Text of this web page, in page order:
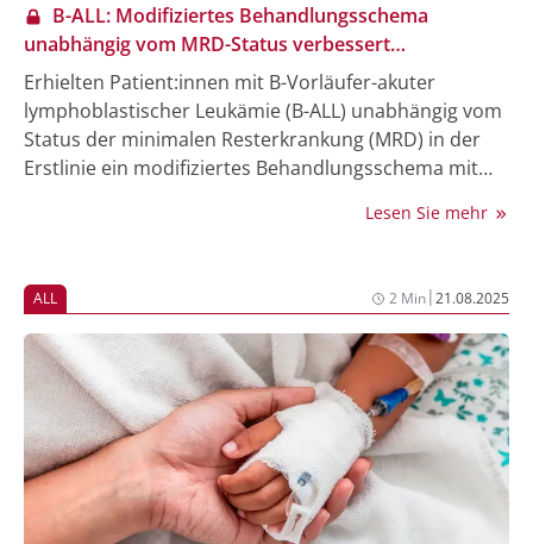
B-ALL: Modifiziertes Behandlungsschema
unabhängig vom MRD-Status verbessert
Gesamtüberleben
Erhielten Patient:innen mit B-Vorläufer-akuter
lymphoblastischer Leukämie (B-ALL) unabhängig vom
Status der minimalen Resterkrankung (MRD) in der
Erstlinie ein modifiziertes Behandlungsschema mit
verbesserte sich die Gesamtüberlebenszeit (OS) in
jüngeren Patient:innen verbessert, die eine
strukturierte Behandlung im klinischen Setting
erhielten.
Lesen Sie mehr
ALL 2 Min|21.08.2025